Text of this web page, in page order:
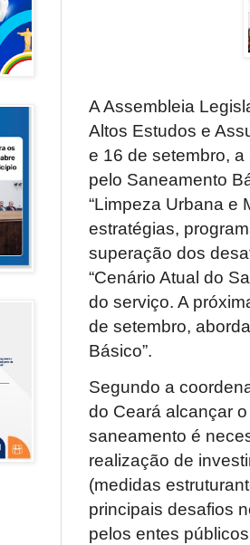
A Assembleia
Altos Estudos e
e 16 de setembro,
pelo Saneamento
“Limpeza Urbana e
estratégias,
superação dos
“Cenário Atual do
do serviço. A
de setembro,
Básico”.
Segundo a
do Ceará alcançar
saneamento é
realização de
(medidas
principais desafios
pelos entes